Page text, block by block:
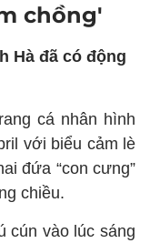
chồng'
Hà đã có động
cá nhân hình
với biểu cảm lè
đứa “con cưng”
chiều.
cún vào lúc sáng